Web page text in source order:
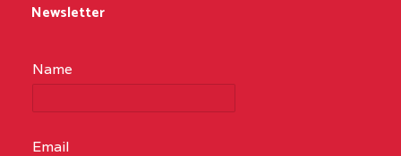
Newsletter
Name
Email